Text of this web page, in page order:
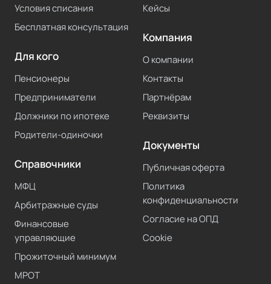
Условия списания
Бесплатная консультация
Для кого
Пенсионеры
Предприниматели
Должники по ипотеке
Родители-одиночки
Справочники
МФЦ
Арбитражные суды
Финансовые
управляющие
Прожиточный минимум
МРОТ
Кейсы
Компания
О компании
Контакты
Партнёрам
Реквизиты
Документы
Публичная оферта
Политика
конфиденциальности
Согласие на ОПД
Cookie